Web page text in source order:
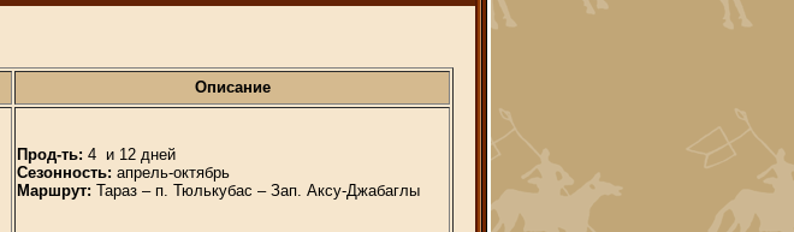
Описание
Прод-ть: 4 и 12 дней
Сезонность: апрель-октябрь
Маршрут: Тараз – п. Тюлькубас – Зап. Аксу-Джабаглы